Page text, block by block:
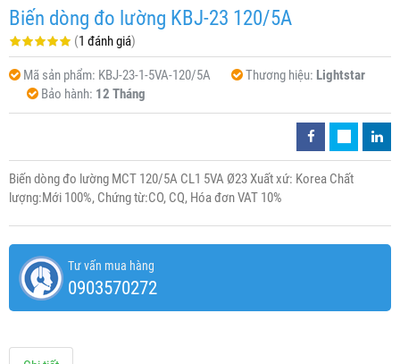
Biến dòng đo lường KBJ-23 120/5A
(1 đánh giá)
Mã sản phẩm: KBJ-23-1-5VA-120/5A Thương hiệu: Lightstar
Bảo hành: 12 Tháng
Biến dòng đo lường MCT 120/5A CL1 5VA Ø23 Xuất xứ: Korea Chất
lượng:Mới 100%, Chứng từ:CO, CQ, Hóa đơn VAT 10%
Tư vấn mua hàng
0903570272